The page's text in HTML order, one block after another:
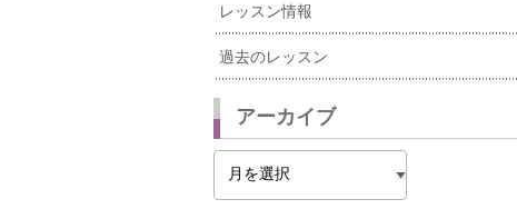
レッスン情報
過去のレッスン
アーカイブ